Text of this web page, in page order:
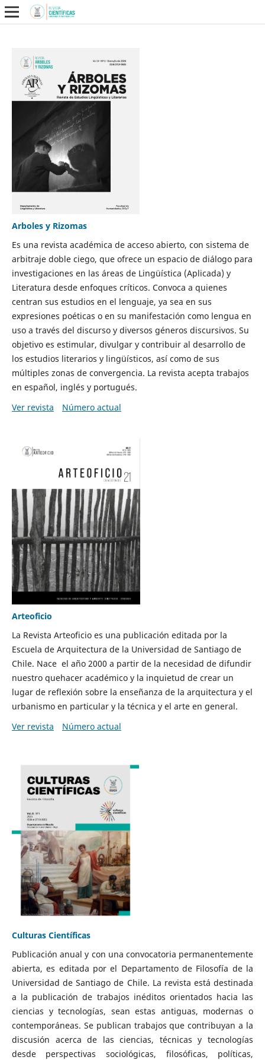
Arboles y Rizomas
Es una revista académica de acceso abierto, con sistema de
arbitraje doble ciego, que ofrece un espacio de diálogo para
investigaciones en las áreas de Lingüística (Aplicada) y
Literatura desde enfoques críticos. Convoca a quienes
centran sus estudios en el lenguaje, ya sea en sus
expresiones poéticas o en su manifestación como lengua en
uso a través del discurso y diversos géneros discursivos. Su
objetivo es estimular, divulgar y contribuir al desarrollo de
los estudios literarios y lingüísticos, así como de sus
múltiples zonas de convergencia. La revista acepta trabajos
en español, inglés y portugués.
Ver revista
Número actual
Arteoficio
La Revista Arteoficio es una publicación editada por la
Escuela de Arquitectura de la Universidad de Santiago de
Chile. Nace el año 2000 a partir de la necesidad de difundir
nuestro quehacer académico y la inquietud de crear un
lugar de reflexión sobre la enseñanza de la arquitectura y el
urbanismo en particular y la técnica y el arte en general.
Ver revista
Número actual
Culturas Científicas
Publicación anual y con una convocatoria permanentemente
abierta, es editada por el Departamento de Filosofía de la
Universidad de Santiago de Chile. La revista está destinada
a la publicación de trabajos inéditos orientados hacia las
ciencias y tecnologías, sean estas antiguas, modernas o
contemporáneas. Se publican trabajos que contribuyan a la
discusión acerca de las ciencias, técnicas y tecnologías
desde perspectivas sociológicas, filosóficas, políticas,